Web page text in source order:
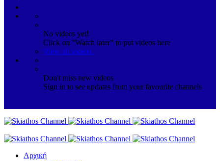
No videos yet!
Click on "Watch later" to put videos here
View all videos
Don't miss new videos
Sign in to see updates from your favourite channels
Αρχική